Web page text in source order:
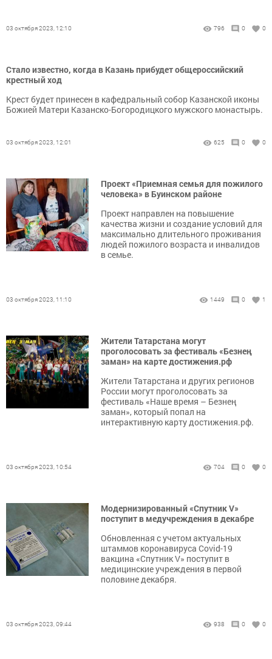
03 октября 2023, 12:10 796 0 0
Стало известно, когда в Казань прибудет общероссийский
крестный ход
Крест будет принесен в кафедральный собор Казанской иконы
Божией Матери Казанско-Богородицкого мужского монастырь.
03 октября 2023, 12:01 625 0 0
Проект «Приемная семья для пожилого
человека» в Буинском районе
Проект направлен на повышение
качества жизни и создание условий для
максимально длительного проживания
людей пожилого возраста и инвалидов
в семье.
03 октября 2023, 11:10 1449 0 1
Жители Татарстана могут
проголосовать за фестиваль «Безнең
заман» на карте достижения.рф
Жители Татарстана и других регионов
России могут проголосовать за
фестиваль «Наше время – Безнең
заман», который попал на
интерактивную карту достижения.рф.
03 октября 2023, 10:54 704 0 0
Модернизированный «Спутник V»
поступит в медучреждения в декабре
Обновленная с учетом актуальных
штаммов коронавируса Covid-19
вакцина «Спутник V» поступит в
медицинские учреждения в первой
половине декабря.
03 октября 2023, 09:44 938 0 0